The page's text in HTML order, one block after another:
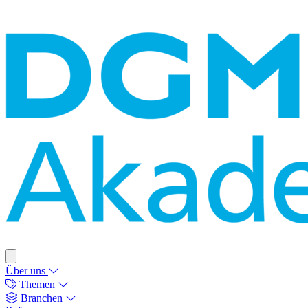
Über uns
Themen
Branchen